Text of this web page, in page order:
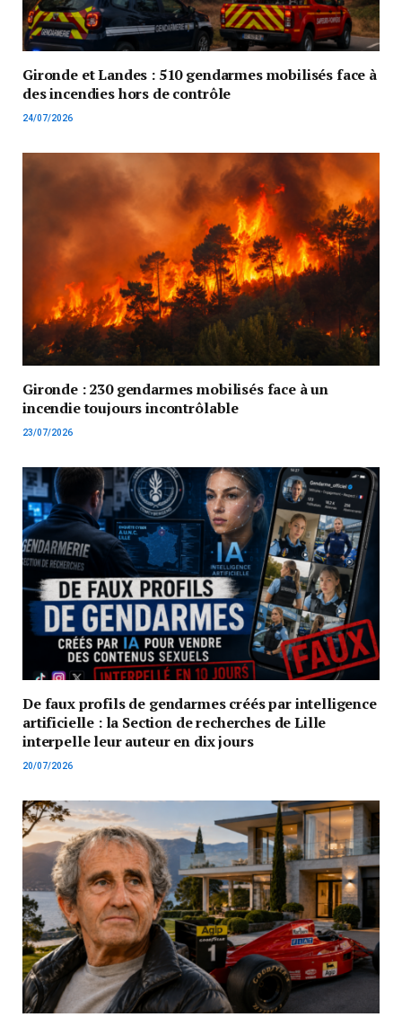
Gironde et Landes : 510 gendarmes mobilisés face à
des incendies hors de contrôle
24/07/2026
Gironde : 230 gendarmes mobilisés face à un
incendie toujours incontrôlable
23/07/2026
De faux profils de gendarmes créés par intelligence
artificielle : la Section de recherches de Lille
interpelle leur auteur en dix jours
20/07/2026